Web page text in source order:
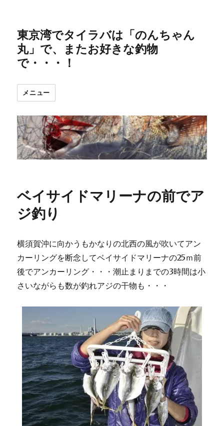
東京湾でタイラバは「のんちゃん
丸」で、またお好きな釣物
で・・・！
メニュー
ベイサイドマリーナの前でア
ジ釣り
横須賀沖に向かうもかなりの北西の風が吹いてアン
カーリングを断念してベイサイドマリーナの25ｍ前
後でアンカーリング・・・潮止まりまでの3時間は小
さいながらも数が釣れアジの干物も・・・